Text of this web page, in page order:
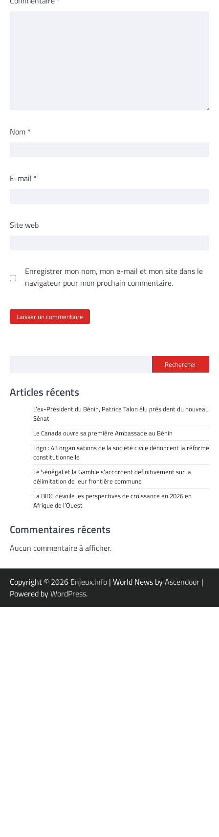
Nom *
E-mail *
Site web
Enregistrer mon nom, mon e-mail et mon site dans le
navigateur pour mon prochain commentaire.
Rechercher
Articles récents
L’ex-Président du Bénin, Patrice Talon élu président du nouveau
Sénat
Le Canada ouvre sa première Ambassade au Bénin
Togo : 43 organisations de la société civile dénoncent la réforme
constitutionnelle
Le Sénégal et la Gambie s’accordent définitivement sur la
délimitation de leur frontière commune
La BIDC dévoile les perspectives de croissance en 2026 en
Afrique de l’Ouest
Commentaires récents
Aucun commentaire à afficher.
Copyright © 2026 Enjeux.info | World News byAscendoor |
Powered byWordPress.